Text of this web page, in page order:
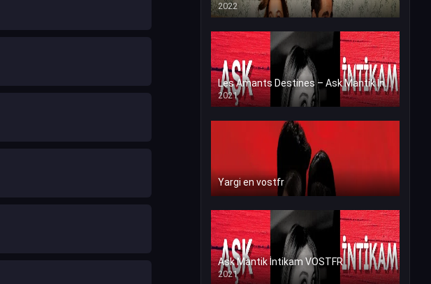
2022
Les Amants Destines – Ask Mantik İntikam en VF (Voix Francaise)
2021
Yargi en vostfr
Ask Mantik İntikam VOSTFR
2021